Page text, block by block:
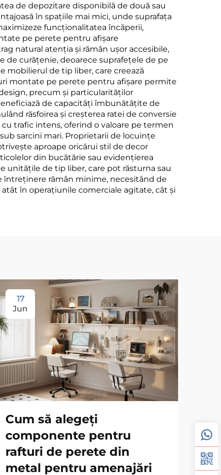
de depozitare disponibilă de două sau
în spațiile mai mici, unde suprafața
funcționalitatea încăperii,
pe perete pentru afișare
natural atenția și rămân ușor accesibile,
de curățenie, deoarece suprafețele de pe
mobilierul de tip liber, care creează
montate pe perete pentru afișare permite
precum și particularităților
de capacități îmbunătățite de
răsfoirea și creșterea ratei de conversie
trafic intens, oferind o valoare pe termen
sarcini mari. Proprietarii de locuințe
aproape oricărui stil de decor
din bucătărie sau evidențierea
unitățile de tip liber, care pot răsturna sau
întreținere rămân minime, necesitând de
în operațiunile comerciale agitate, cât și
17
Jun
Cum să alegeți
componente pentru
rafturi de perete din
metal pentru amenajări